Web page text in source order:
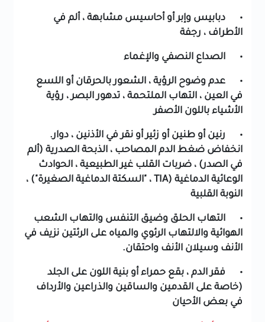
• دبابيس وإبر أو أحاسيس مشابهة ، ألم في
الأطراف ، رجفة
• الصداع النصفي والإغماء
• عدم وضوح الرؤية ، الشعور بالحرقان أو اللسع
في العين ، التهاب الملتحمة ، تدهور البصر ، رؤية
الأشياء باللون الأصفر
• رنين أو طنين أو زئير أو نقر في الأذنين ، دوار.
انخفاض ضغط الدم المصاحب ، الذبحة الصدرية (ألم
في الصدر) ، ضربات القلب غير الطبيعية ، الحوادث
الوعائية الدماغية (TIA ، "السكتة الدماغية الصغيرة") ،
النوبة القلبية
• التهاب الحلق وضيق التنفس والتهاب الشعب
الهوائية والالتهاب الرئوي والمياه على الرئتين نزيف في
الأنف وسيلان الأنف واحتقان.
• فقر الدم ، بقع حمراء أو بنية اللون على الجلد
(خاصة على القدمين والساقين والذراعين والأرداف
في بعض الأحيان